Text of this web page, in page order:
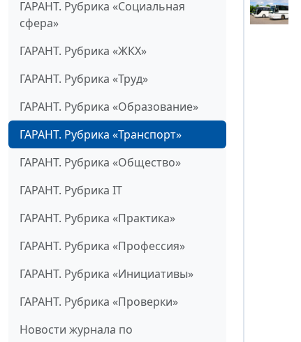
ГАРАНТ. Рубрика «Социальная
сфера»
ГАРАНТ. Рубрика «ЖКХ»
ГАРАНТ. Рубрика «Труд»
ГАРАНТ. Рубрика «Образование»
ГАРАНТ. Рубрика «Транспорт»
ГАРАНТ. Рубрика «Общество»
ГАРАНТ. Рубрика IT
ГАРАНТ. Рубрика «Практика»
ГАРАНТ. Рубрика «Профессия»
ГАРАНТ. Рубрика «Инициативы»
ГАРАНТ. Рубрика «Проверки»
Новости журнала по